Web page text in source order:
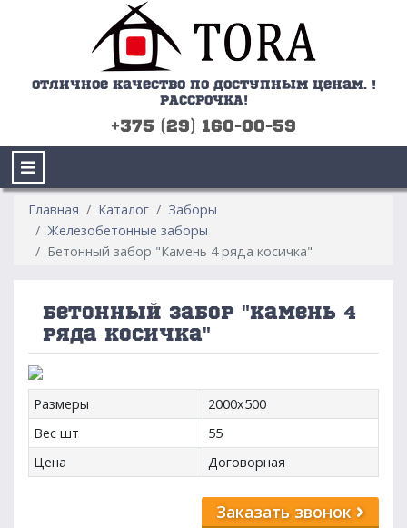
Отличное качество по доступным ценам. !
РАССРОЧКА!
+375 (29) 160-00-59
Главная Каталог
Заборы
Железобетонные заборы
Бетонный забор "Камень 4 ряда косичка"
Бетонный забор "Камень 4
ряда косичка"
Размеры
2000x500
Вес шт
55
Цена
Договорная
Заказать звонок